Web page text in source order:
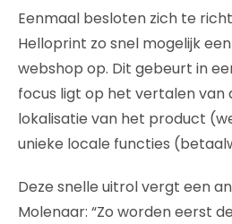
Eenmaal besloten zich te
Helloprint zo snel mogelijk
webshop op. Dit gebeurt in
focus ligt op het vertalen van
lokalisatie van het product
unieke locale functies
Deze snelle uitrol vergt een
Molenaar: “Zo worden eerst